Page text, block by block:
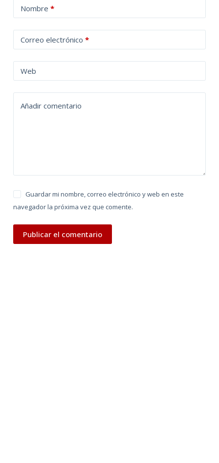
Nombre *
Correo electrónico *
Web
Añadir comentario
Guardar mi nombre, correo electrónico y web en este
navegador la próxima vez que comente.
Publicar el comentario
l
t
a
t